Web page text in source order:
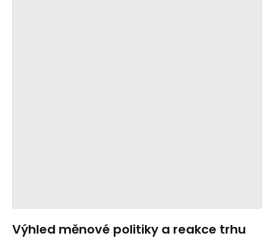
Výhled měnové politiky a reakce trhu